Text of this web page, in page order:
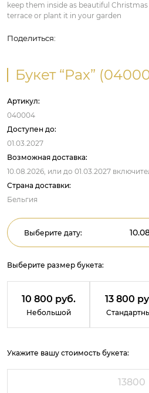
keep them inside as beautiful
terrace or plant it in your garden
Поделиться:
Букет “Pax”
Артикул:
040004
Доступен до:
01.03.2027
Возможная доставка:
10.08.2026, или до 01.03.2027
Страна доставки:
Бельгия
Выберите дату:
Выберите размер букета:
10 800 руб.
Небольшой
13 800
Укажите вашу стоимость букета: